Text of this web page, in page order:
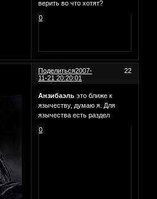
верить во что хотят?
0
Поделиться 22
2007-
11-21 20:20:01
Анзибаэль это ближе к
язычеству, думаю я. Для
язычества есть раздел
0